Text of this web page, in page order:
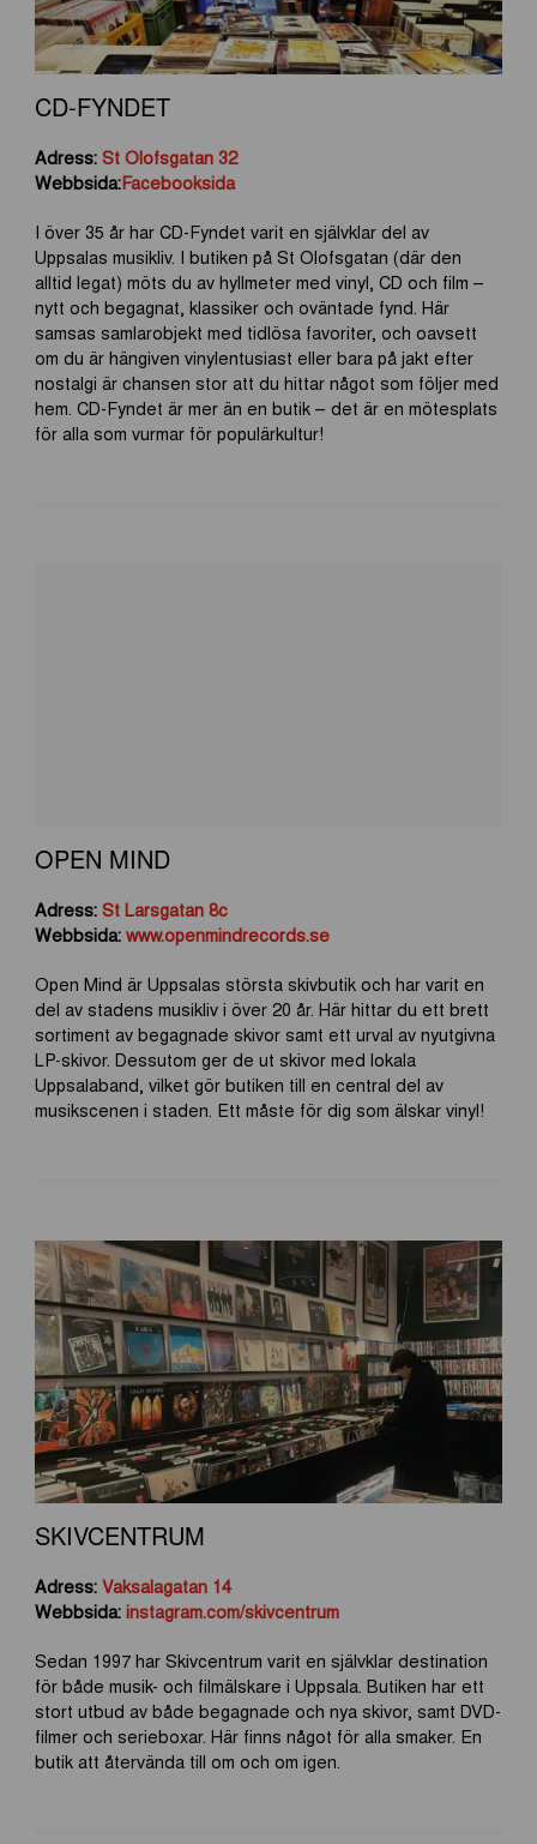
CD-FYNDET
Adress:St Olofsgatan 32
Webbsida:Facebooksida
I över 35 år har CD-Fyndet varit en självklar del av
Uppsalas musikliv. I butiken på St Olofsgatan (där den
alltid legat) möts du av hyllmeter med vinyl, CD och film –
nytt och begagnat, klassiker och oväntade fynd. Här
samsas samlarobjekt med tidlösa favoriter, och oavsett
om du är hängiven vinylentusiast eller bara på jakt efter
nostalgi är chansen stor att du hittar något som följer med
hem. CD-Fyndet är mer än en butik – det är en mötesplats
för alla som vurmar för populärkultur!
OPEN MIND
Adress:St Larsgatan 8c
Webbsida:www.openmindrecords.se
Open Mind är Uppsalas största skivbutik och har varit en
del av stadens musikliv i över 20 år. Här hittar du ett brett
sortiment av begagnade skivor samt ett urval av nyutgivna
LP-skivor. Dessutom ger de ut skivor med lokala
Uppsalaband, vilket gör butiken till en central del av
musikscenen i staden. Ett måste för dig som älskar vinyl!
SKIVCENTRUM
Adress:Vaksalagatan 14
Webbsida:instagram.com/skivcentrum
Sedan 1997 har Skivcentrum varit en självklar destination
för både musik- och filmälskare i Uppsala. Butiken har ett
stort utbud av både begagnade och nya skivor, samt DVD-
filmer och serieboxar. Här finns något för alla smaker. En
butik att återvända till om och om igen.